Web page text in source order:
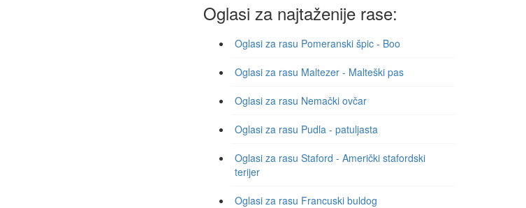
Oglasi za najtaženije rase:
Oglasi za rasu Pomeranski špic - Boo
Oglasi za rasu Maltezer - Malteški pas
Oglasi za rasu Nemački ovčar
Oglasi za rasu Pudla - patuljasta
Oglasi za rasu Staford - Američki stafordski
terijer
Oglasi za rasu Francuski buldog